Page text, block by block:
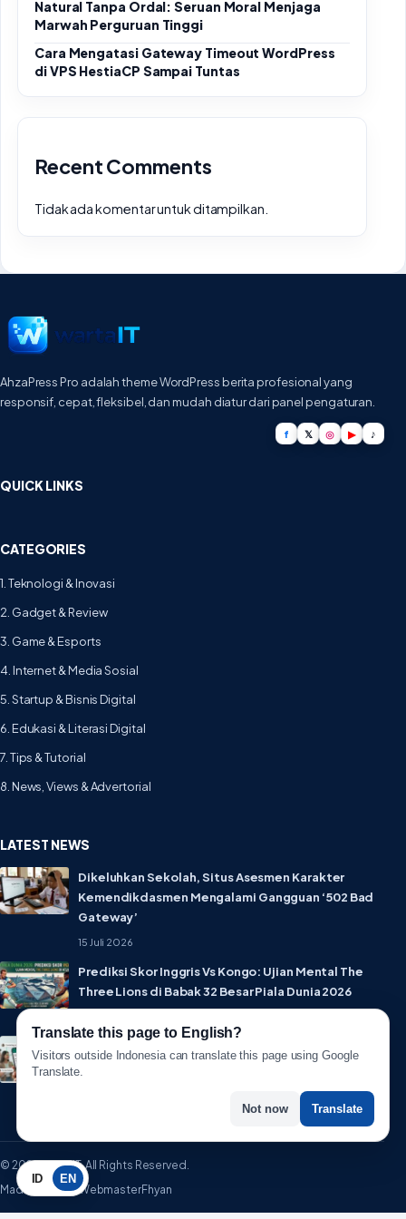
Natural Tanpa Ordal: Seruan Moral Menjaga
Marwah Perguruan Tinggi
Cara Mengatasi Gateway Timeout WordPress
di VPS HestiaCP Sampai Tuntas
Recent Comments
Tidak ada komentar untuk ditampilkan.
AhzaPress Pro adalah theme WordPress berita profesional yang
responsif, cepat, fleksibel, dan mudah diatur dari panel pengaturan.
f 𝕏 ◎ ▶ ♪
QUICK LINKS
CATEGORIES
1. Teknologi & Inovasi
2. Gadget & Review
3. Game & Esports
4. Internet & Media Sosial
5. Startup & Bisnis Digital
6. Edukasi & Literasi Digital
7. Tips & Tutorial
8. News, Views & Advertorial
LATEST NEWS
Dikeluhkan Sekolah, Situs Asesmen Karakter
Kemendikdasmen Mengalami Gangguan ‘502 Bad
Gateway’
15 Juli 2026
Prediksi Skor Inggris Vs Kongo: Ujian Mental The
Three Lions di Babak 32 Besar Piala Dunia 2026
Tak Perlu Lagi Sebar Nomor HP
© 2026 WartaIT. All Rights Reserved.
Made with ♥ by WebmasterFhyan
ID EN
Translate this page to English?
Visitors outside Indonesia can translate this page using Google
Translate.
Not now Translate